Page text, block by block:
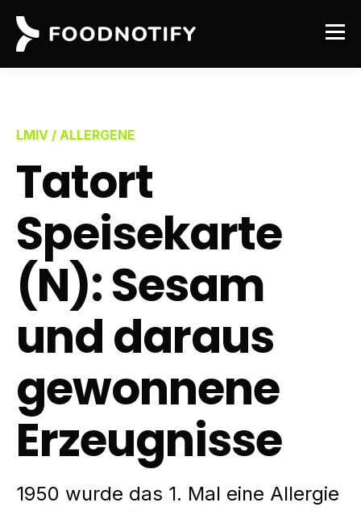
LMIV / ALLERGENE
Tatort
Speisekarte
(N): Sesam
und daraus
gewonnene
Erzeugnisse
1950 wurde das 1. Mal eine Allergie